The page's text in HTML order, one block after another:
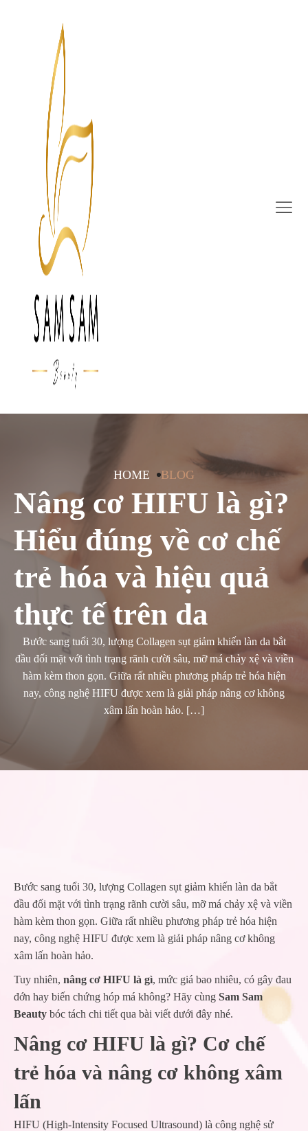
HOME BLOG
Nâng cơ HIFU là gì?
Hiểu đúng về cơ chế
trẻ hóa và hiệu quả
thực tế trên da
Bước sang tuổi 30, lượng Collagen sụt giảm khiến làn da bắt
đầu đối mặt với tình trạng rãnh cười sâu, mỡ má chảy xệ và viền
hàm kèm thon gọn. Giữa rất nhiều phương pháp trẻ hóa hiện
nay, công nghệ HIFU được xem là giải pháp nâng cơ không
xâm lấn hoàn hảo. […]
Bước sang tuổi 30, lượng Collagen sụt giảm khiến làn da bắt
đầu đối mặt với tình trạng rãnh cười sâu, mỡ má chảy xệ và viền
hàm kèm thon gọn. Giữa rất nhiều phương pháp trẻ hóa hiện
nay, công nghệ HIFU được xem là giải pháp nâng cơ không
xâm lấn hoàn hảo.
Tuy nhiên, nâng cơ HIFU là gì, mức giá bao nhiêu, có gây đau
đớn hay biến chứng hóp má không? Hãy cùng Sam Sam
Beauty bóc tách chi tiết qua bài viết dưới đây nhé.
Nâng cơ HIFU là gì? Cơ chế
trẻ hóa và nâng cơ không xâm
lấn
HIFU (High-Intensity Focused Ultrasound) là công nghệ sử